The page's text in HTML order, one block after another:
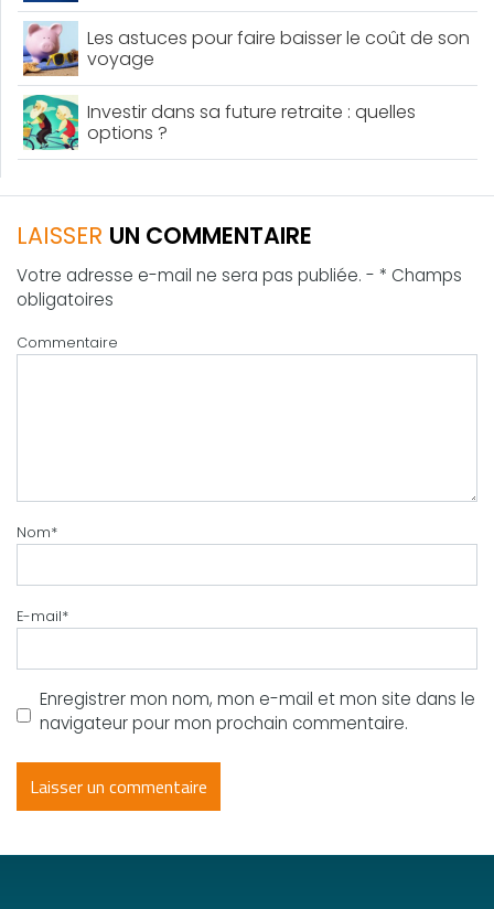
Les astuces pour faire baisser le coût de son
voyage
Investir dans sa future retraite : quelles
options ?
LAISSER UN COMMENTAIRE
Votre adresse e-mail ne sera pas publiée. - * Champs
obligatoires
Commentaire
Nom*
E-mail*
Enregistrer mon nom, mon e-mail et mon site dans le
navigateur pour mon prochain commentaire.